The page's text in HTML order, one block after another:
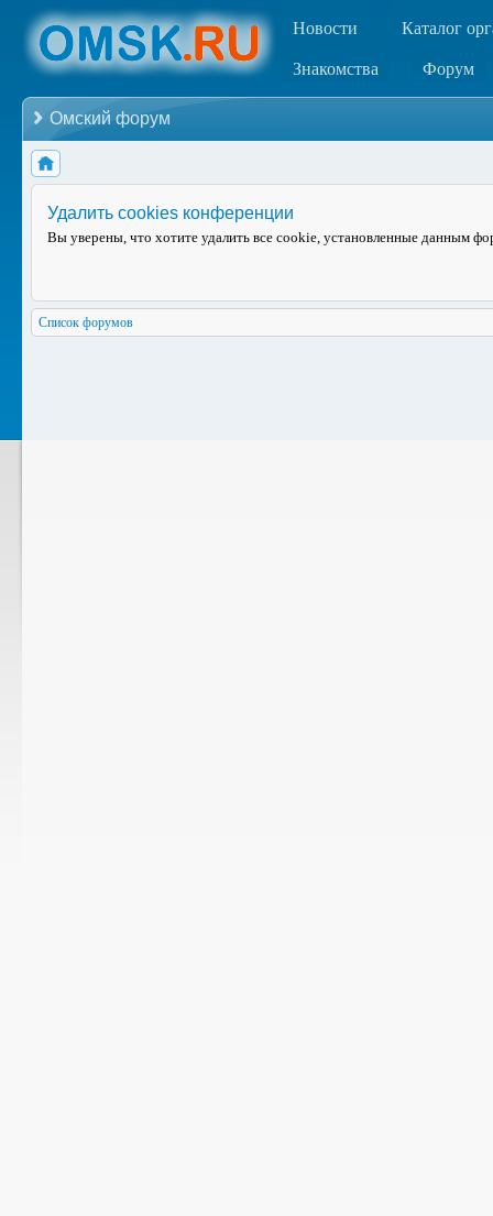
Новости Каталог
Знакомства Форум
Омский форум
Удалить cookies конференции
Вы уверены, что хотите удалить все cookie, установленные данным
Список форумов